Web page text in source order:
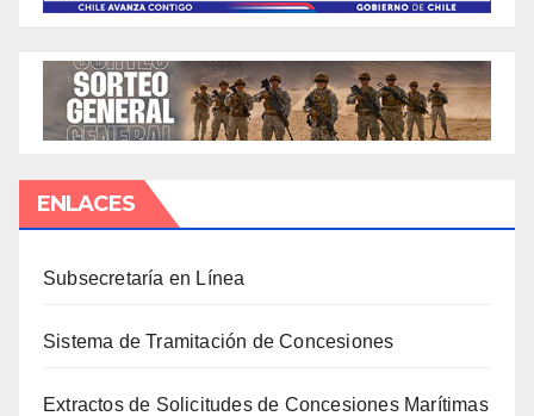
ENLACES
Subsecretaría en Línea
Sistema de Tramitación de Concesiones
Extractos de Solicitudes de Concesiones Marítimas